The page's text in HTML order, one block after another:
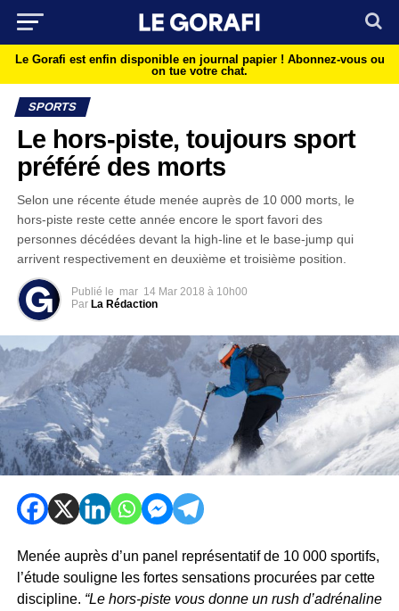
Le Gorafi est enfin disponible en journal papier ! Abonnez-vous ou
on tue votre chat.
SPORTS
Le hors-piste, toujours sport
préféré des morts
Selon une récente étude menée auprès de 10 000 morts, le
hors-piste reste cette année encore le sport favori des
personnes décédées devant la high-line et le base-jump qui
arrivent respectivement en deuxième et troisième position.
Publié le mar 14 Mar 2018 à 10h00
Par La Rédaction
Menée auprès d’un panel représentatif de 10 000 sportifs,
l’étude souligne les fortes sensations procurées par cette
discipline. “Le hors-piste vous donne un rush d’adrénaline